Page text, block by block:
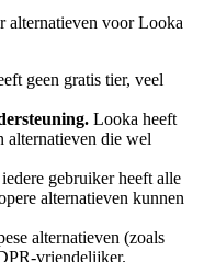
alternatieven voorLooka
geen gratis tier, veel
Looka heeft
alternatieven die wel
gebruiker heeft alle
alternatieven kunnen
alternatieven (zoals
vriendelijker.